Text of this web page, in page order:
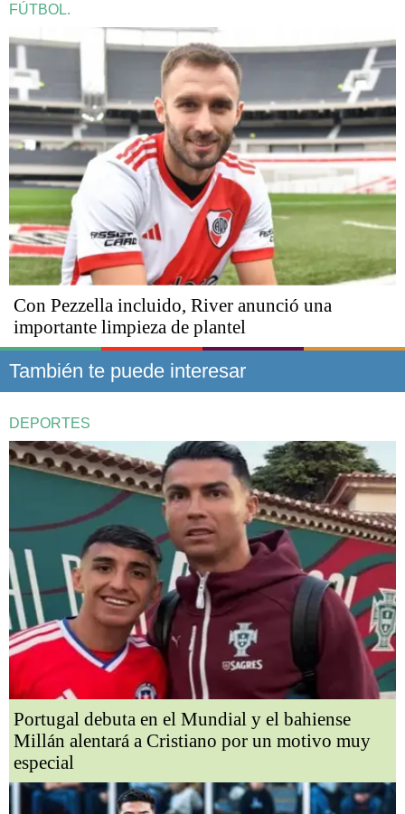
FÚTBOL.
Con Pezzella incluido, River anunció una
importante limpieza de plantel
También te puede interesar
DEPORTES
Portugal debuta en el Mundial y el bahiense
Millán alentará a Cristiano por un motivo muy
especial